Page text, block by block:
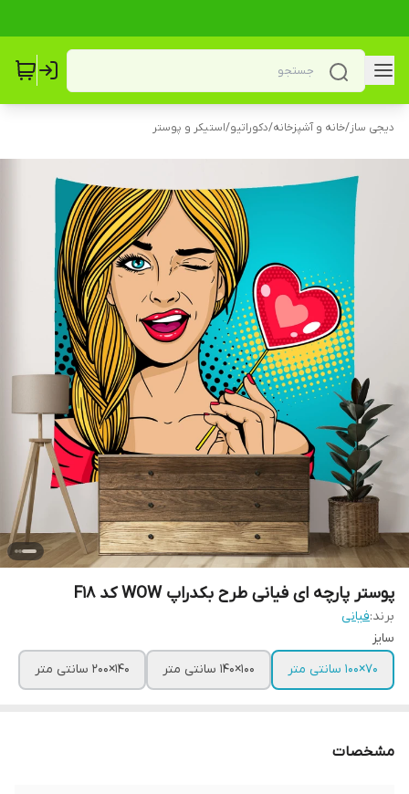
دیجی ساز/خانه و آشپزخانه/دکوراتیو/استیکر و پوستر
پوستر پارچه ای فیانی طرح بکدراپ WOW کد F18
برند:فیانی
سایز
۷۰×۱۰۰ سانتی متر
۱۰۰×۱۴۰ سانتی متر ۱۴۰×۲۰۰ سانتی متر
مشخصات